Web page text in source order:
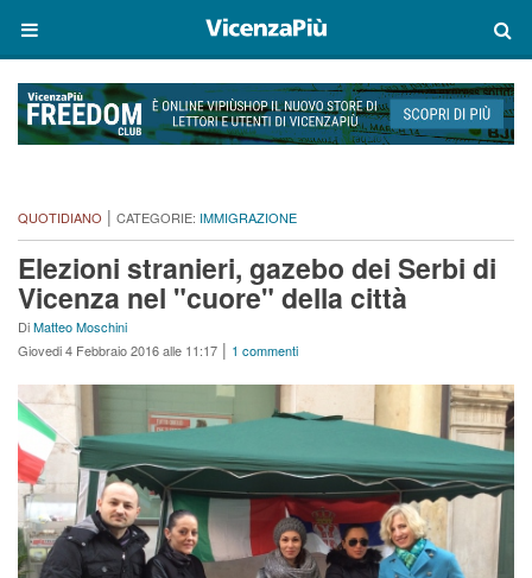
QUOTIDIANO | CATEGORIE: IMMIGRAZIONE
Elezioni stranieri, gazebo dei Serbi di
Vicenza nel "cuore" della città
DiMatteo Moschini
Giovedi 4 Febbraio 2016 alle 11:17 | 1 commenti